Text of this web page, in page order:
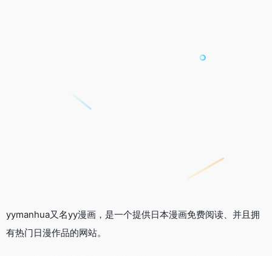
yymanhua又名yy漫画，是一个提供日本漫画免费阅读、并且拥
有热门日漫作品的网站。